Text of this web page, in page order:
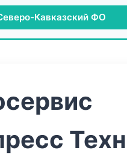
Кавказский ФО